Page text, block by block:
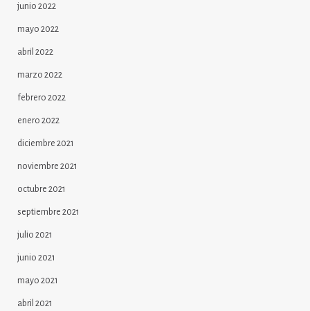
junio 2022
mayo 2022
abril 2022
marzo 2022
febrero 2022
enero 2022
diciembre 2021
noviembre 2021
octubre 2021
septiembre 2021
julio 2021
junio 2021
mayo 2021
abril 2021